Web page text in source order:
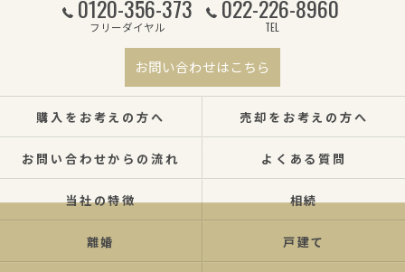
0120-356-373
フリーダイヤル
022-226-8960
TEL
お問い合わせはこちら
購入をお考えの方へ 売却をお考えの方へ
お問い合わせからの流れ よくある質問
当社の特徴 相続
離婚 戸建て